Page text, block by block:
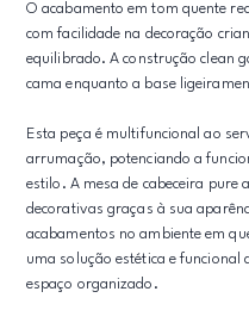
O acabamento em tom quente
com facilidade na decoração
equilibrado. A construção clean
cama enquanto a base
Esta peça é multifuncional ao
arrumação, potenciando a
estilo. A mesa de cabeceira
decorativas graças à sua
acabamentos no ambiente em
uma solução estética e funcional
espaço organizado.